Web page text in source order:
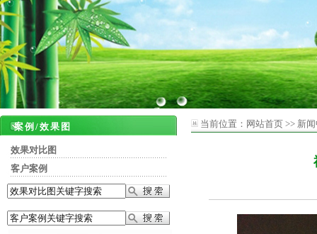
案例/效果图
效果对比图
客户案例
当前位置： 网站首页 >> 新